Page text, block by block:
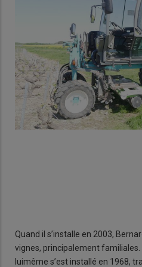
Quand il s’installe en 2003,
vignes, principalement familiales.
luimême s’est installé en 1968,